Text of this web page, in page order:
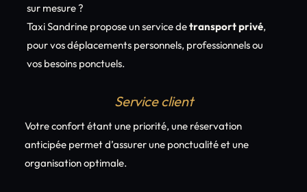
sur mesure ?
Taxi Sandrine propose un service detransport privé,
pour vos déplacements personnels, professionnels ou
vos besoins ponctuels.
Service client
Votre confort étant une priorité, une réservation
anticipée permet d’assurer une ponctualité et une
organisation optimale.